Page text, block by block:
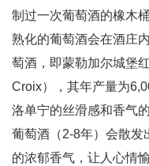
制过一次葡萄酒的橡木
熟化的葡萄酒会在酒庄
萄酒，即蒙勒加尔城堡
Croix），其年产量为
洛单宁的丝滑感和香气
葡萄酒（2-8年）会散发
的浓郁香气，让人心情